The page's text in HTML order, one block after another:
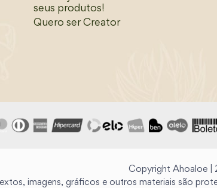
seus produtos!
Quero ser Creator
Copyright Ahoaloe |
imagens, gráficos e outros materiais são